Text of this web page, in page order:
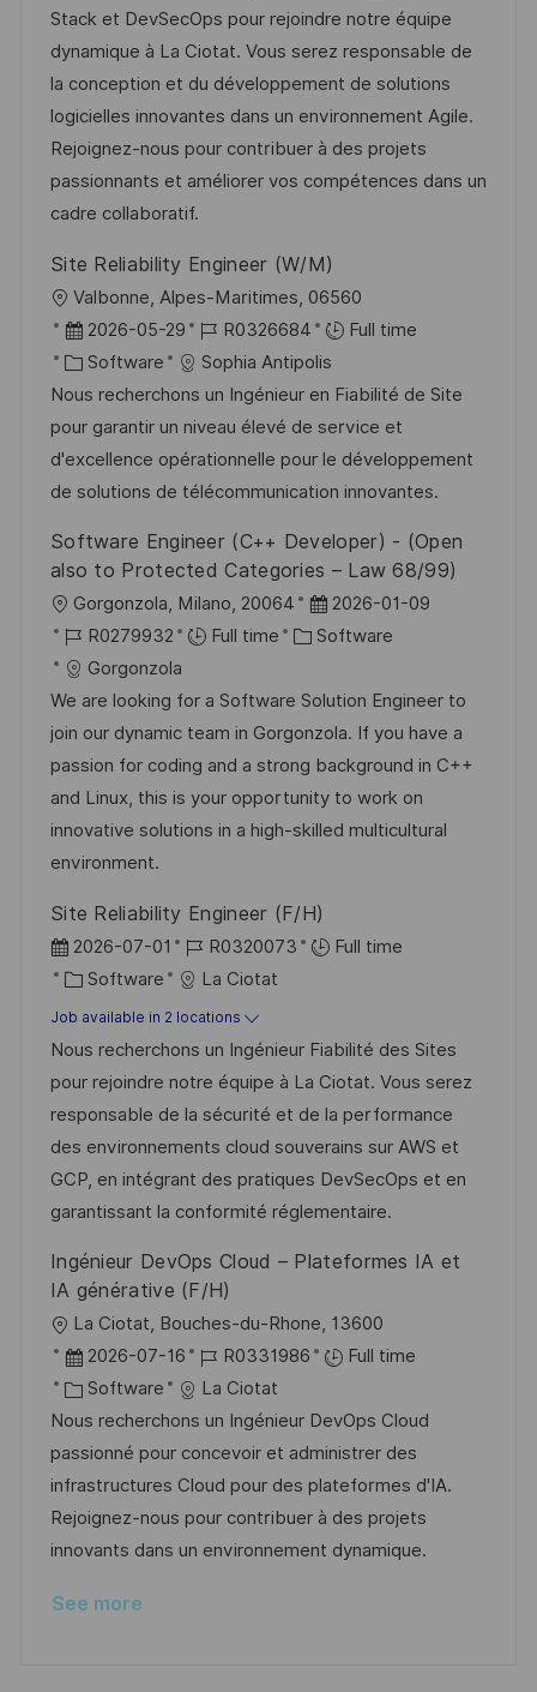
t
i
o
n
t
e
d
D
a
t
e
I
d
t
e
g
o
r
y
Stack et DevSecOps pour rejoindre notre équipe
dynamique à La Ciotat. Vous serez responsable de
la conception et du développement de solutions
logicielles innovantes dans un environnement Agile.
Rejoignez-nous pour contribuer à des projets
passionnants et améliorer vos compétences dans un
cadre collaboratif.
Site Reliability Engineer (W/M)
L
o
c
a
t
i
o
Valbonne, Alpes-Maritimes, 06560
P
o
s
t
e
d
a
2026-05-29
J
o
b
I
d
R0326684
Full time
C
a
t
e
g
r
Software
Sophia Antipolis
Nous recherchons un Ingénieur en Fiabilité de Site
pour garantir un niveau élevé de service et
d'excellence opérationnelle pour le développement
de solutions de télécommunication innovantes.
Software Engineer (C++ Developer) - (Open
also to Protected Categories – Law 68/99)
L
o
c
a
t
i
o
n
Gorgonzola, Milano, 20064
P
o
t
e
d
D
a
2026-01-09
J
o
b
I
d
R0279932 Full time
C
t
e
g
o
r
Software
Gorgonzola
We are looking for a Software Solution Engineer to
join our dynamic team in Gorgonzola. If you have a
passion for coding and a strong background in C++
and Linux, this is your opportunity to work on
innovative solutions in a high-skilled multicultural
environment.
Site Reliability Engineer (F/H)
P
o
s
t
e
d
D
a
t
2026-07-01
J
o
b
I
d
R0320073
Full time
C
a
t
e
g
o
r
y
Software La Ciotat
Job available in 2 locations
Nous recherchons un Ingénieur Fiabilité des Sites
pour rejoindre notre équipe à La Ciotat. Vous serez
responsable de la sécurité et de la performance
des environnements cloud souverains sur AWS et
GCP, en intégrant des pratiques DevSecOps et en
garantissant la conformité réglementaire.
Ingénieur DevOps Cloud – Plateformes IA et
IA générative (F/H)
L
o
c
a
t
i
o
n
La Ciotat, Bouches-du-Rhone, 13600
P
o
s
t
e
d
D
t
2026-07-16
J
o
b
I
d
R0331986
Full time
C
a
t
e
g
o
y
Software
La Ciotat
Nous recherchons un Ingénieur DevOps Cloud
passionné pour concevoir et administrer des
infrastructures Cloud pour des plateformes d'IA.
Rejoignez-nous pour contribuer à des projets
innovants dans un environnement dynamique.
See more